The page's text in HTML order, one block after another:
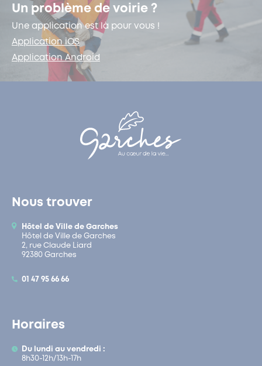
Un problème de voirie ?
Une application est là pour vous !
Application iOS
Application Android
Nous trouver
Hôtel de Ville de Garches
Hôtel de Ville de Garches
2, rue Claude Liard
92380 Garches
01 47 95 66 66
Horaires
Du lundi au vendredi :
8h30-12h/13h-17h